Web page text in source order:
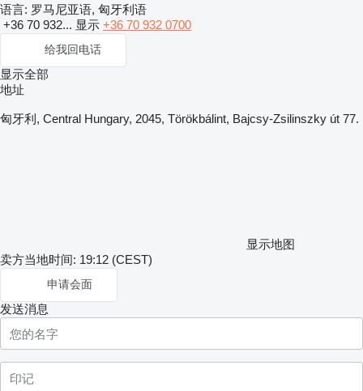
语言: 罗马尼亚语, 匈牙利语
+36 70 932... 显示 +36 70 932 0700
给我回电话
显示全部
地址
匈牙利, Central Hungary, 2045, Törökbálint, Bajcsy-Zsilinszky út 77.
显示地图
卖方当地时间: 19:12 (CEST)
申请会面
发送消息